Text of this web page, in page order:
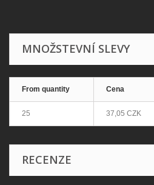
MNOŽSTEVNÍ SLEVY
From quantity Cena
25 37,05 CZK
RECENZE